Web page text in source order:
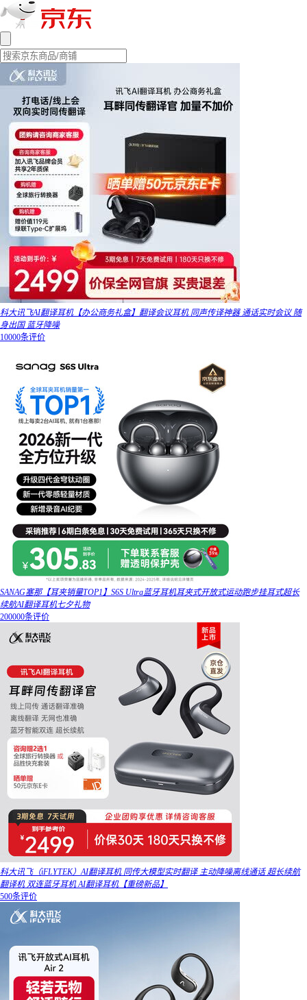
科大讯飞AI翻译耳机【办公商务礼盒】翻译会议耳机 同声传译神器 通话实时会议 随
身出国 蓝牙降噪
10000条评价
SANAG塞那【耳夹销量TOP1】S6S Ultra蓝牙耳机耳夹式开放式运动跑步挂耳式超长
续航AI翻译耳机七夕礼物
200000条评价
科大讯飞（iFLYTEK）AI翻译耳机 同传大模型实时翻译 主动降噪离线通话 超长续航
翻译机 双连蓝牙耳机 AI翻译耳机【重磅新品】
500条评价